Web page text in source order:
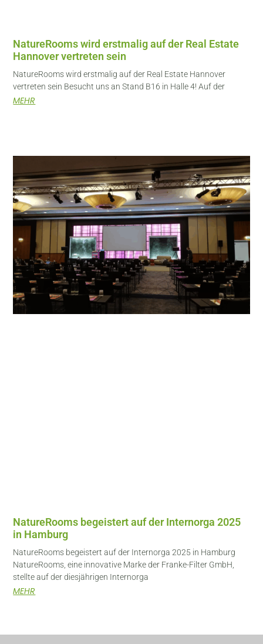
NatureRooms wird erstmalig auf der Real Estate
Hannover vertreten sein
NatureRooms wird erstmalig auf der Real Estate Hannover
vertreten sein Besucht uns an Stand B16 in Halle 4! Auf der
MEHR
NatureRooms begeistert auf der Internorga 2025
in Hamburg
NatureRooms begeistert auf der Internorga 2025 in Hamburg
NatureRooms, eine innovative Marke der Franke-Filter GmbH,
stellte auf der diesjährigen Internorga
MEHR